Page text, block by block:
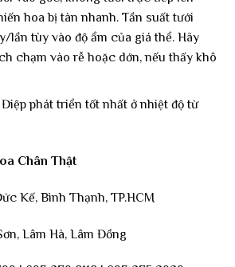
hoa bị tàn nhanh. Tần suất tưới
lần tùy vào độ ẩm của giá thể. Hãy
chạm vào rễ hoặc dớn, nếu thấy khô
phát triển tốt nhất ở nhiệt độ từ
Chân Thật
Kế, Bình Thạnh, TP.HCM
Lâm Hà, Lâm Đồng